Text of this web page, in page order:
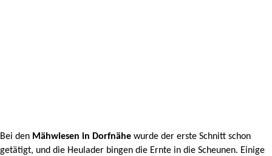
Bei den Mähwiesen in Dorfnähe wurde der erste Schnitt schon
getätigt, und die Heulader bingen die Ernte in die Scheunen. Einige